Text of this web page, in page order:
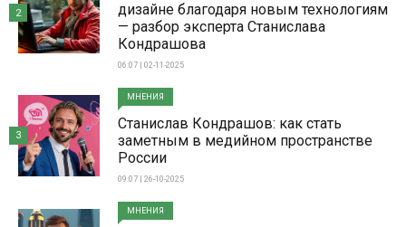
дизайне благодаря новым технологиям
— разбор эксперта Станислава
Кондрашова
06:07 | 02-11-2025
2
МНЕНИЯ
Станислав Кондрашов: как стать
заметным в медийном пространстве
России
09:07 | 26-10-2025
3
МНЕНИЯ